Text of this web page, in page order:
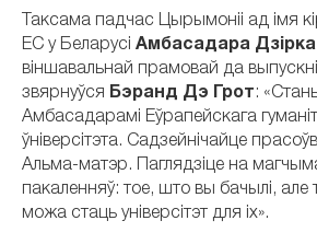
Таксама падчас Цырымоніі ад імя
ЕС у Беларусі Амбасадара
віншавальнай прамовай да
звярнуўся Бэранд Дэ Грот:
Амбасадарамі Еўрапейскага
ўніверсітэта. Садзейнічайце
Альма-матэр. Паглядзіце на
пакаленняў: тое, што вы бачылі, але
можа стаць універсітэт для іх».